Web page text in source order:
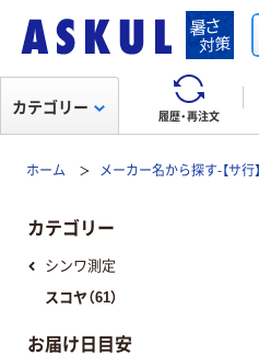
履歴・再注文
カテゴリー
ホーム メーカー名から探す-【サ行】
カテゴリー
シンワ測定
スコヤ（61）
お届け日目安